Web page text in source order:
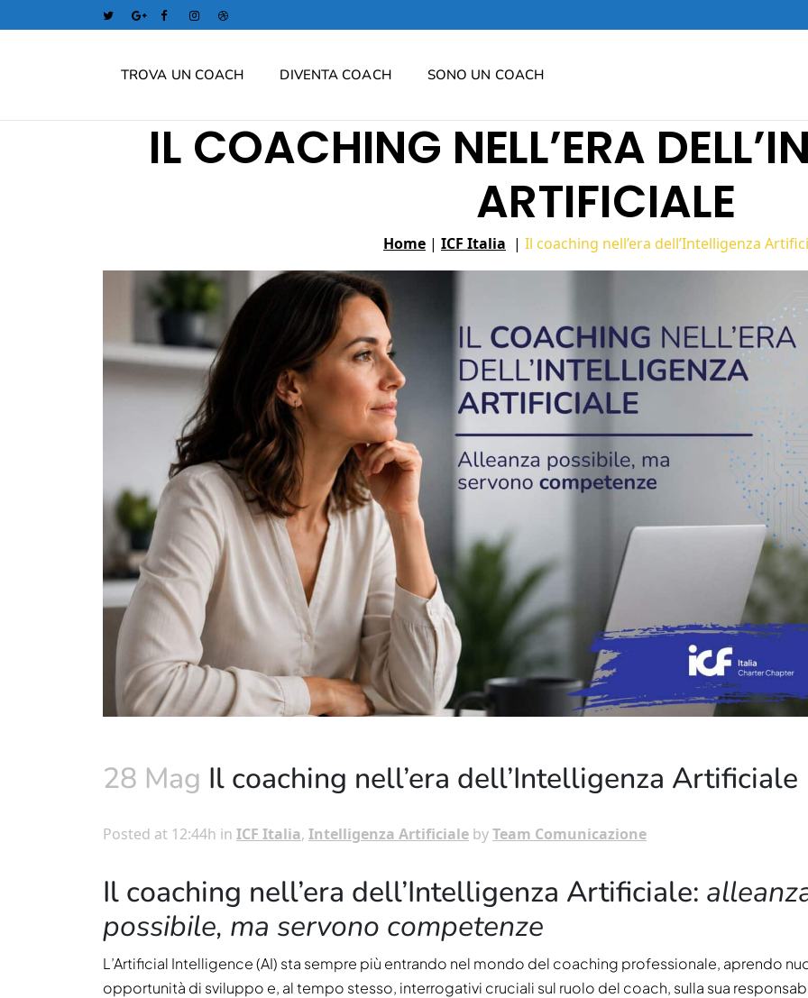
TROVA UN COACH DIVENTA COACH SONO UN COACH
IL COACHING NELL’ERA
ARTIFICIALE
Home | ICF Italia | Il coaching nell’era dell’Intelligenza
28 Mag Il coaching nell’era dell’Intelligenza Artificiale
Posted at 12:44h in ICF Italia, Intelligenza Artificiale byTeam Comunicazione
Il coaching nell’era dell’Intelligenza Artificiale:
possibile, ma servono competenze
L’Artificial Intelligence (AI) sta sempre più entrando nel mondo del coaching professionale, aprendo
opportunità di sviluppo e, al tempo stesso, interrogativi cruciali sul ruolo del coach, sulla sua